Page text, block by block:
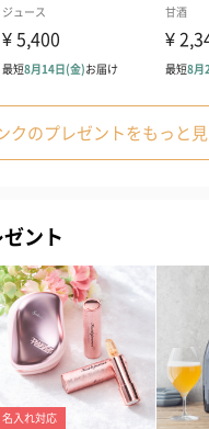
プリザーブドフラワー
梱してお届けします。
いなどのシーンにおすすめ
クのプレゼントをもっと
ント